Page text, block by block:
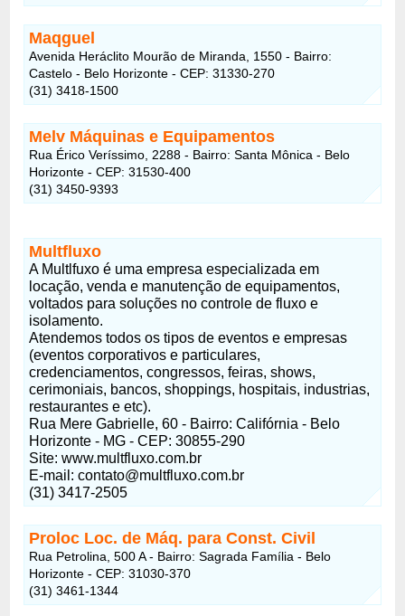
Maqguel
Avenida Heráclito Mourão de Miranda, 1550 - Bairro:
Castelo - Belo Horizonte - CEP: 31330-270
(31) 3418-1500
Melv Máquinas e Equipamentos
Rua Érico Veríssimo, 2288 - Bairro: Santa Mônica - Belo
Horizonte - CEP: 31530-400
(31) 3450-9393
Multfluxo
A Multlfuxo é uma empresa especializada em
locação, venda e manutenção de equipamentos,
voltados para soluções no controle de fluxo e
isolamento.
Atendemos todos os tipos de eventos e empresas
(eventos corporativos e particulares,
credenciamentos, congressos, feiras, shows,
cerimoniais, bancos, shoppings, hospitais, industrias,
restaurantes e etc).
Rua Mere Gabrielle, 60 - Bairro: Califórnia - Belo
Horizonte - MG - CEP: 30855-290
Site: www.multfluxo.com.br
E-mail:contato@multfluxo.com.br
(31) 3417-2505
Proloc Loc. de Máq. para Const. Civil
Rua Petrolina, 500 A - Bairro: Sagrada Família - Belo
Horizonte - CEP: 31030-370
(31) 3461-1344